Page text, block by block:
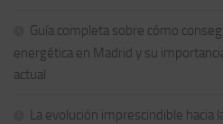
Guía completa sobre cómo
energética en Madrid y su
actual
La evolución imprescindible hacia